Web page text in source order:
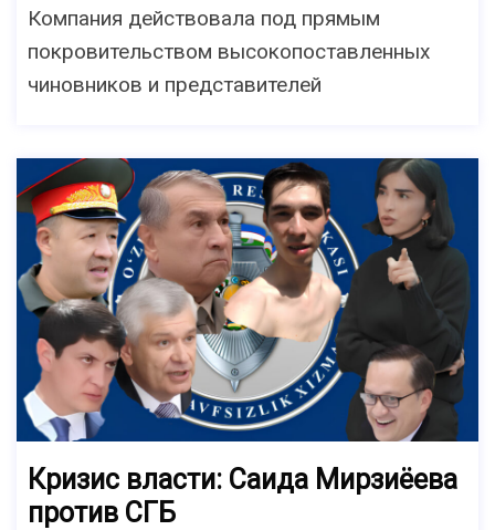
Компания действовала под прямым
покровительством высокопоставленных
чиновников и представителей
Кризис власти: Саида Мирзиёева
против СГБ